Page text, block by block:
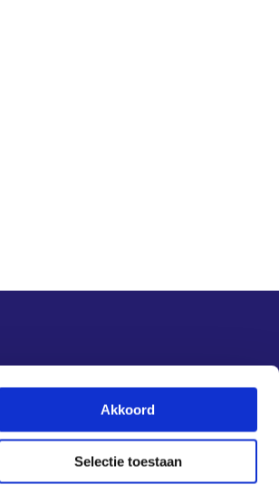
Akkoord
Selectie toestaan
Nieuwsupdate
Inschrijven